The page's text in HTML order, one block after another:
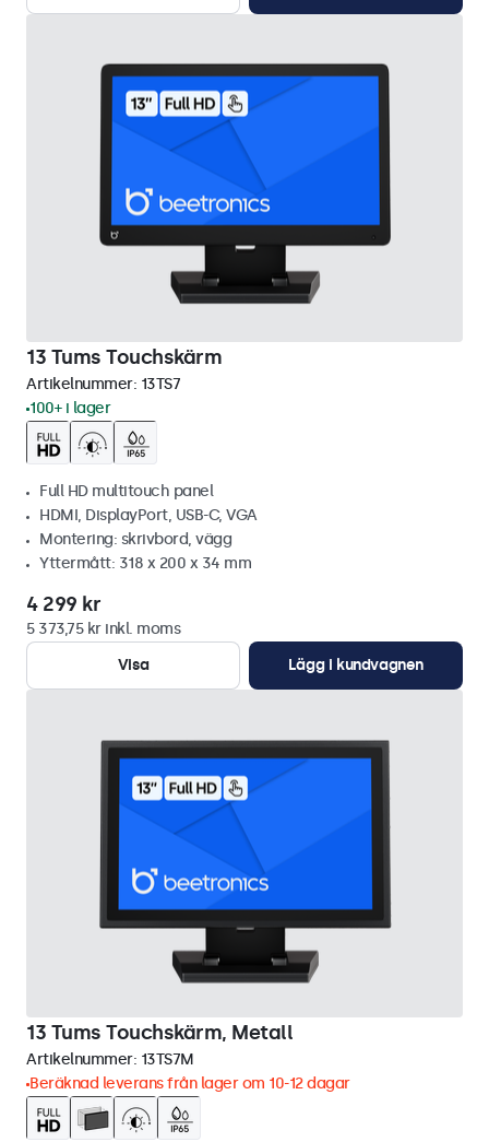
13 Tums Touchskärm
Artikelnummer: 13TS7
100+ i lager
Full HD multitouch panel
HDMI, DisplayPort, USB-C, VGA
Montering: skrivbord, vägg
Yttermått: 318 x 200 x 34 mm
4 299 kr
5 373,75 kr inkl. moms
Visa
Lägg i kundvagnen
13 Tums Touchskärm, Metall
Artikelnummer: 13TS7M
Beräknad leverans från lager om 10-12 dagar